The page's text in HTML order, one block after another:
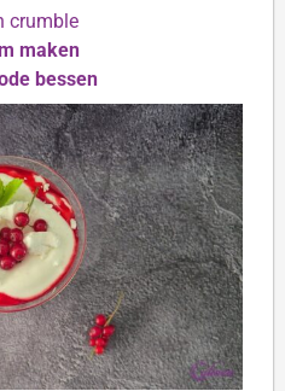
crumble
maken
bessen